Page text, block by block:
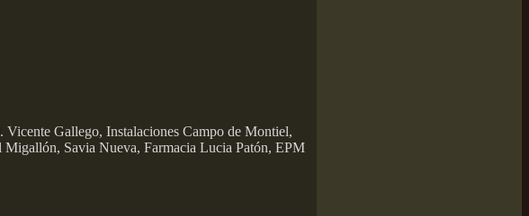
Gallego, Instalaciones Campo de Montiel,
Savia Nueva, Farmacia Lucia Patón, EPM